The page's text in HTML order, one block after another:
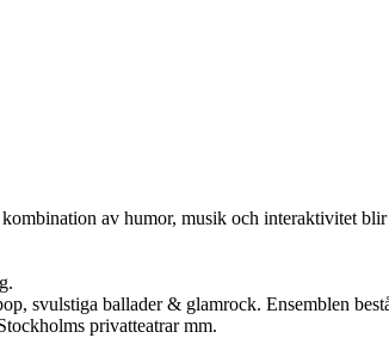
av humor, musik och interaktivitet
svulstiga ballader & glamrock. Ensemblen
privatteatrar mm.